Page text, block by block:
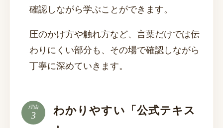
確認しながら学ぶことができます。
圧のかけ方や触れ方など、言葉だけでは伝
わりにくい部分も、その場で確認しながら
丁寧に深めていきます。
理由
わかりやすい「公式テキス